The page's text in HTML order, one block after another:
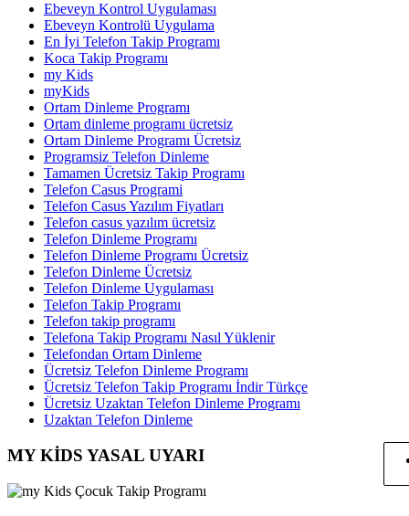
Ebeveyn Kontrol Uygulaması
Ebeveyn Kontrolü Uygulama
En İyi Telefon Takip Programı
Koca Takip Programı
my Kids
myKids
Ortam Dinleme Programı
Ortam dinleme programı ücretsiz
Ortam Dinleme Programı Ücretsiz
Programsiz Telefon Dinleme
Tamamen Ücretsiz Takip Programı
Telefon Casus Programi
Telefon Casus Yazılım Fiyatları
Telefon casus yazılım ücretsiz
Telefon Dinleme Programı
Telefon Dinleme Programı Ücretsiz
Telefon Dinleme Ücretsiz
Telefon Dinleme Uygulaması
Telefon Takip Programı
Telefon takip programı
Telefona Takip Programı Nasıl Yüklenir
Telefondan Ortam Dinleme
Ücretsiz Telefon Dinleme Programı
Ücretsiz Telefon Takip Programı İndir Türkçe
Ücretsiz Uzaktan Telefon Dinleme Programı
Uzaktan Telefon Dinleme
MY KİDS YASAL UYARI